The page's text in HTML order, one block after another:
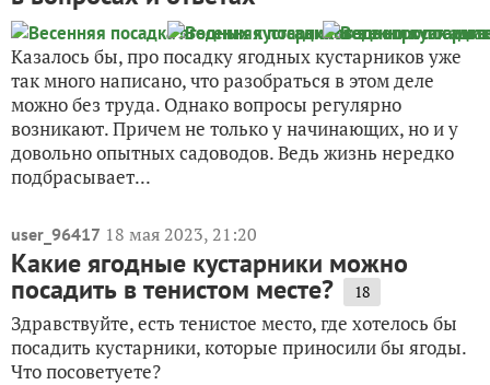
Казалось бы, про посадку ягодных кустарников уже
так много написано, что разобраться в этом деле
можно без труда. Однако вопросы регулярно
возникают. Причем не только у начинающих, но и у
довольно опытных садоводов. Ведь жизнь нередко
подбрасывает...
user_96417 18 мая 2023, 21:20
Какие ягодные кустарники можно
посадить в тенистом месте? 18
Здравствуйте, есть тенистое место, где хотелось бы
посадить кустарники, которые приносили бы ягоды.
Что посоветуете?